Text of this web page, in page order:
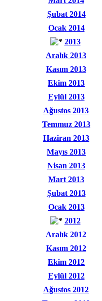
Şubat 2014
Ocak 2014
2013
Aralık 2013
Kasım 2013
Ekim 2013
Eylül 2013
Ağustos 2013
Temmuz 2013
Haziran 2013
Mayıs 2013
Nisan 2013
Mart 2013
Şubat 2013
Ocak 2013
2012
Aralık 2012
Kasım 2012
Ekim 2012
Eylül 2012
Ağustos 2012